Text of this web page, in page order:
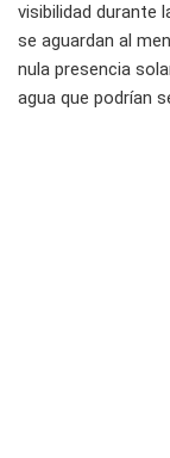
visibilidad durante
se aguardan al
nula presencia
agua que podrían